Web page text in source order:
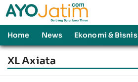
Home News Ekonomi & Bisnis
XL Axiata